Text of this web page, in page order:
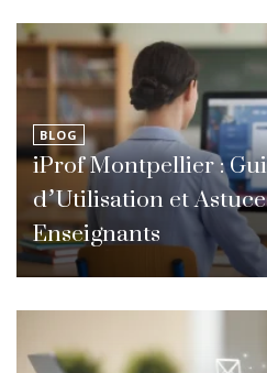
BLOG
iProf Montpellier :
d’Utilisation et
Enseignants